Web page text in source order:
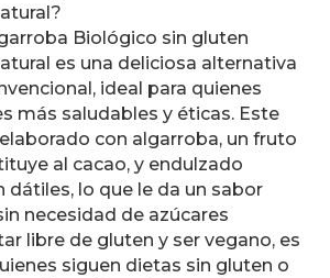
Biológico sin gluten
es una deliciosa alternativa
ideal para quienes
más saludables y éticas. Este
con algarroba, un fruto
al cacao, y endulzado
dátiles, lo que le da un sabor
necesidad de azúcares
libre de gluten y ser vegano, es
siguen dietas sin gluten o